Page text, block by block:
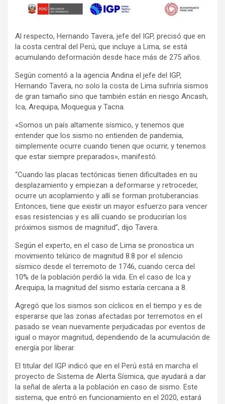
Al respecto, Hernando Tavera, jefe del IGP, precisó que en
la costa central del Perú, que incluye a Lima, se está
acumulando deformación desde hace más de 275 años.
Según comentó a la agencia Andina el jefe del IGP,
Hernando Tavera, no solo la costa de Lima sufriría sismos
de gran tamaño sino que también están en riesgo Ancash,
Ica, Arequipa, Moquegua y Tacna.
«Somos un país altamente sísmico, y tenemos que
entender que los sismo no entienden de pandemia,
simplemente ocurre cuando tienen que ocurrir, y tenemos
que estar siempre preparados», manifestó.
“Cuando las placas tectónicas tienen dificultades en su
desplazamiento y empiezan a deformarse y retroceder,
ocurre un acoplamiento y allí se forman protuberancias.
Entonces, tiene que existir un mayor esfuerzo para vencer
esas resistencias y es allí cuando se producirían los
próximos sismos de magnitud”, dijo Tavera.
Según el experto, en el caso de Lima se pronostica un
movimiento telúrico de magnitud 8.8 por el silencio
sísmico desde el terremoto de 1746, cuando cerca del
10% de la población perdió la vida. En el caso de Ica y
Arequipa, la magnitud del sismo estaría cercana a 8.
Agregó que los sismos son cíclicos en el tiempo y es de
esperarse que las zonas afectadas por terremotos en el
pasado se vean nuevamente perjudicadas por eventos de
igual o mayor magnitud, dependiendo de la acumulación de
energía por liberar.
El titular del IGP indicó que en el Perú está en marcha el
proyecto de Sistema de Alerta Sísmica, que ayudará a dar
la señal de alerta a la población en caso de sismo. Este
sistema, que entró en funcionamiento en el 2020, estará